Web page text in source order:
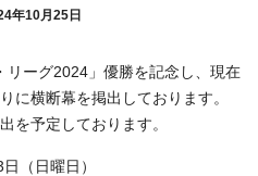
年10月25日
リーグ2024」優勝を記念し、現在
に横断幕を掲出しております。
を予定しております。
（日曜日）